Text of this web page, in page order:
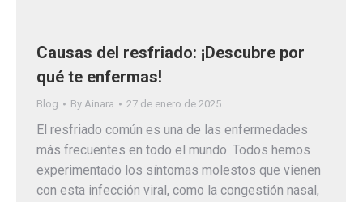
Causas del resfriado: ¡Descubre por
qué te enfermas!
Blog By Ainara 27 de enero de 2025
El resfriado común es una de las enfermedades
más frecuentes en todo el mundo. Todos hemos
experimentado los síntomas molestos que vienen
con esta infección viral, como la congestión nasal,